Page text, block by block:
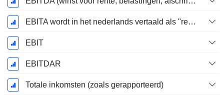
EBITA wordt in het nederlands vertaald als "resultaat voor interest, belastingen en afschrijvingen".
EBIT
EBITDAR
Totale inkomsten (zoals gerapporteerd)